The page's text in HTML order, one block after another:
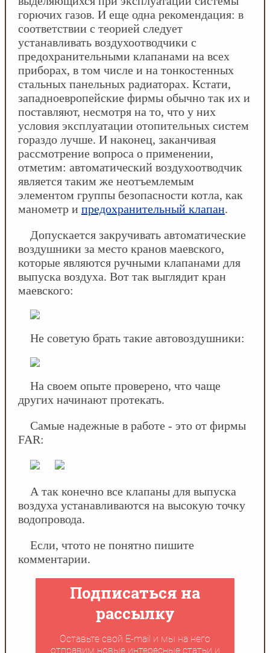
горючих газов. И еще одна рекомендация: в
соответствии с теорией следует
устанавливать воздухоотводчики с
предохранительными клапанами на всех
приборах, в том числе и на тонкостенных
стальных панельных радиаторах. Кстати,
западноевропейские фирмы обычно так их и
поставляют, несмотря на то, что у них
условия эксплуатации отопительных систем
гораздо лучше. И наконец, заканчивая
рассмотрение вопроса о применении,
отметим: автоматический воздухоотводчик
является таким же неотъемлемым
элементом группы безопасности котла, как
манометр и предохранительный клапан.
Допускается закручивать автоматические
воздушники за место кранов маевского,
которые являются ручными клапанами для
выпуска воздуха. Вот так выглядит кран
маевского:
Не советую брать такие автовоздушники:
На своем опыте проверено, что чаще
других начинают протекать.
Самые надежные в работе - это от фирмы
FAR:
А так конечно все клапаны для выпуска
воздуха устанавливаются на высокую точку
водопровода.
Если, чтото не понятно пишите
комментарии.
Подписаться на
рассылку
Оставьте свой E-mail и мы на него
отправим новые интересные статьи и